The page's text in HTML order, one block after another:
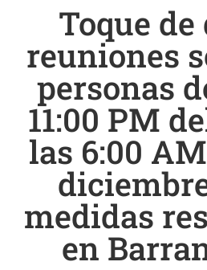
Toque de
reuniones
personas
11:00 PM
las 6:00
medidas
en